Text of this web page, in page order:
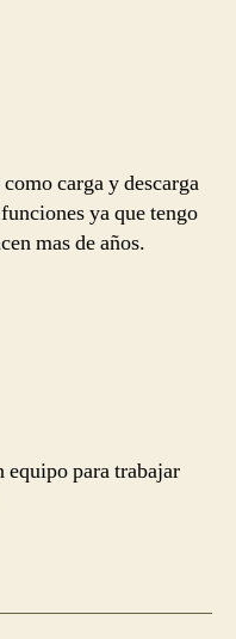
carga y descarga
ya que tengo
mas de años.
equipo para trabajar